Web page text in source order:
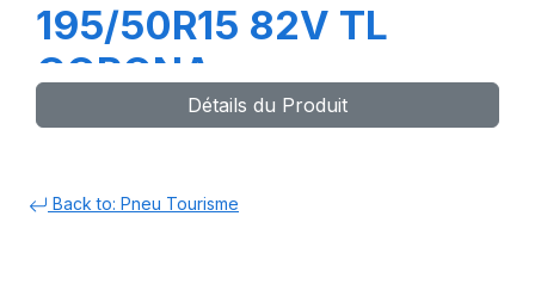
195/50R15 82V TL
CORONA
Détails du Produit
Back to: Pneu Tourisme